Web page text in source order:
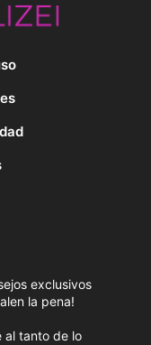
exclusivos
la pena!
al tanto de lo